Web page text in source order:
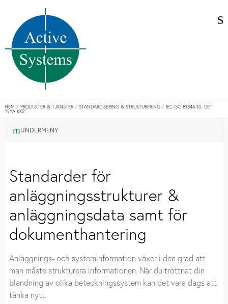
HEM / PRODUKTER & TJÄNSTER/ STANDARDISERING & STRUKTURERING/ IEC-ISO 81346-10: DET
”NYA KKS”
UNDERMENY
Standarder för
anläggningsstrukturer &
anläggningsdata samt för
dokumenthantering
Anläggnings- och systeminformation växer i den grad att
man måste strukturera informationen. När du tröttnat din
blandning av olika beteckningssystem kan det vara dags att
tänka nytt.